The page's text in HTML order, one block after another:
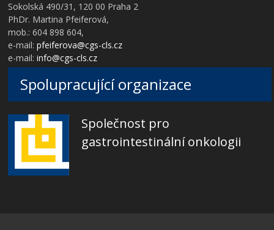
Sokolská 490/31, 120 00 Praha 2
PhDr. Martina Pfeiferová,
mob.: 604 898 604,
e-mail:pfeiferova@cgs-cls.cz
e-mail:info@cgs-cls.cz
Spolupracující organizace
Společnost pro
gastrointestinální onkologii